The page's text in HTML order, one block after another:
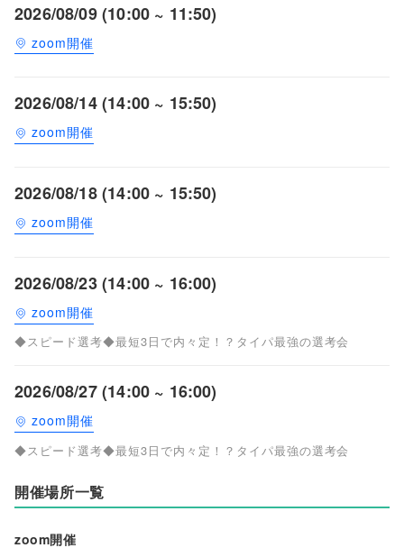
2026/08/09 (10:00 ~ 11:50)
zoom開催
2026/08/14 (14:00 ~ 15:50)
zoom開催
2026/08/18 (14:00 ~ 15:50)
zoom開催
2026/08/23 (14:00 ~ 16:00)
zoom開催
◆スピード選考◆最短3日で内々定！？タイパ最強の選考会
2026/08/27 (14:00 ~ 16:00)
zoom開催
◆スピード選考◆最短3日で内々定！？タイパ最強の選考会
開催場所一覧
zoom開催